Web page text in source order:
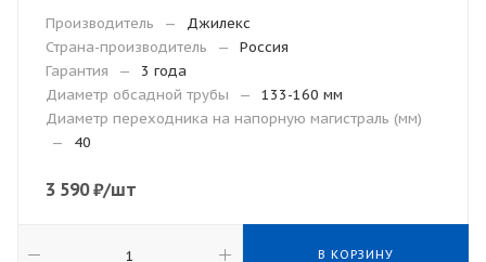
Производитель —
Джилекс
Страна-производитель
—
Россия
Гарантия
—
3 года
Диаметр обсадной трубы
—
133-160 мм
Диаметр переходника на напорную магистраль (мм)
—
40
3 590₽/шт
В КОРЗИНУ